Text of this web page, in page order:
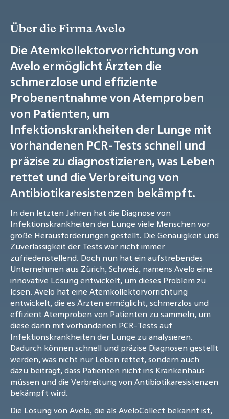
Über die Firma Avelo
Die Atemkollektorvorrichtung von
Avelo ermöglicht Ärzten die
schmerzlose und effiziente
Probenentnahme von Atemproben
von Patienten, um
Infektionskrankheiten der Lunge mit
vorhandenen PCR-Tests schnell und
präzise zu diagnostizieren, was Leben
rettet und die Verbreitung von
Antibiotikaresistenzen bekämpft.
In den letzten Jahren hat die Diagnose von
Infektionskrankheiten der Lunge viele Menschen vor
große Herausforderungen gestellt. Die Genauigkeit und
Zuverlässigkeit der Tests war nicht immer
zufriedenstellend. Doch nun hat ein aufstrebendes
Unternehmen aus Zürich, Schweiz, namens Avelo eine
innovative Lösung entwickelt, um dieses Problem zu
lösen. Avelo hat eine Atemkollektorvorrichtung
entwickelt, die es Ärzten ermöglicht, schmerzlos und
effizient Atemproben von Patienten zu sammeln, um
diese dann mit vorhandenen PCR-Tests auf
Infektionskrankheiten der Lunge zu analysieren.
Dadurch können schnell und präzise Diagnosen gestellt
werden, was nicht nur Leben rettet, sondern auch
dazu beiträgt, dass Patienten nicht ins Krankenhaus
müssen und die Verbreitung von Antibiotikaresistenzen
bekämpft wird.
Die Lösung von Avelo, die als AveloCollect bekannt ist,